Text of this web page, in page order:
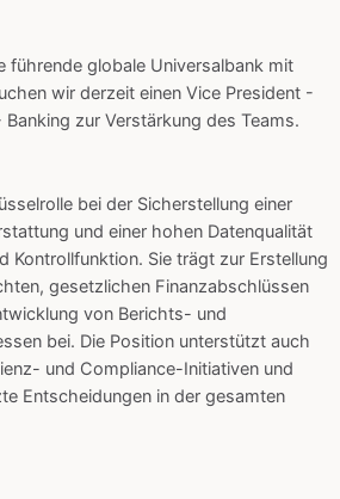
führende globale Universalbank mit
wir derzeit einen Vice President -
zur Verstärkung des Teams.
bei der Sicherstellung einer
und einer hohen Datenqualität
Kontrollfunktion. Sie trägt zur Erstellung
gesetzlichen Finanzabschlüssen
von Berichts- und
bei. Die Position unterstützt auch
und Compliance-Initiativen und
Entscheidungen in der gesamten